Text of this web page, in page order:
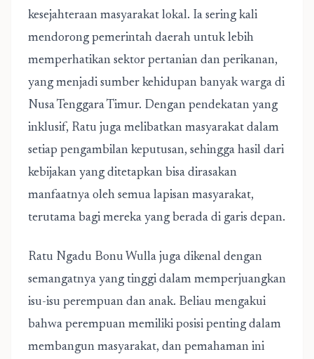
kesejahteraan masyarakat lokal. Ia sering kali
mendorong pemerintah daerah untuk lebih
memperhatikan sektor pertanian dan perikanan,
yang menjadi sumber kehidupan banyak warga di
Nusa Tenggara Timur. Dengan pendekatan yang
inklusif, Ratu juga melibatkan masyarakat dalam
setiap pengambilan keputusan, sehingga hasil dari
kebijakan yang ditetapkan bisa dirasakan
manfaatnya oleh semua lapisan masyarakat,
terutama bagi mereka yang berada di garis depan.
Ratu Ngadu Bonu Wulla juga dikenal dengan
semangatnya yang tinggi dalam memperjuangkan
isu-isu perempuan dan anak. Beliau mengakui
bahwa perempuan memiliki posisi penting dalam
membangun masyarakat, dan pemahaman ini